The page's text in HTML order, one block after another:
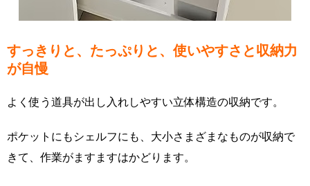
すっきりと、たっぷりと、使いやすさと収納力
が自慢
よく使う道具が出し入れしやすい立体構造の収納です。
ポケットにもシェルフにも、大小さまざまなものが収納で
きて、作業がますますはかどります。